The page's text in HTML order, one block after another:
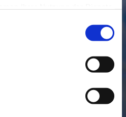
NAVIGIERT